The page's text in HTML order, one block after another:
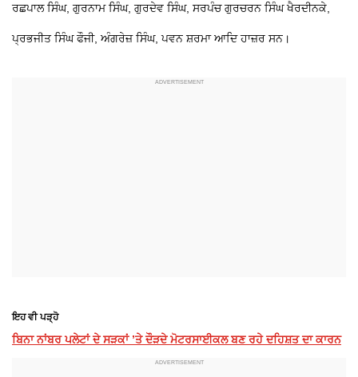
ਰਛਪਾਲ ਸਿੰਘ, ਗੁਰਨਾਮ ਸਿੰਘ, ਗੁਰਦੇਵ ਸਿੰਘ, ਸਰਪੰਚ ਗੁਰਚਰਨ ਸਿੰਘ ਖੈਰਦੀਨਕੇ,
ਪ੍ਰਭਜੀਤ ਸਿੰਘ ਫੌਜੀ, ਅੰਗਰੇਜ਼ ਸਿੰਘ, ਪਵਨ ਸ਼ਰਮਾ ਆਦਿ ਹਾਜ਼ਰ ਸਨ।
ਇਹ ਵੀ ਪੜ੍ਹੋ
ਬਿਨਾ ਨਾਂਬਰ ਪਲੇਟਾਂ ਦੇ ਸੜਕਾਂ ’ਤੇ ਦੌੜਦੇ ਮੋਟਰਸਾਈਕਲ ਬਣ ਰਹੇ ਦਹਿਸ਼ਤ ਦਾ ਕਾਰਨ